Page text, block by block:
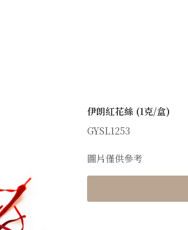
伊朗紅花絲 (1克/盒)
GYSL1253
圖片僅供參考